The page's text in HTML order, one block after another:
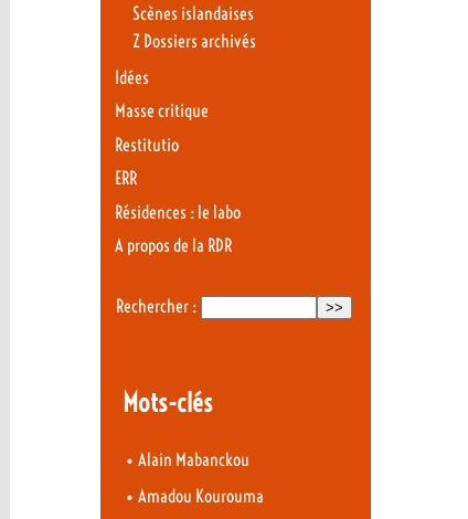
Scènes islandaises
Z Dossiers archivés
Idées
Masse critique
Restitutio
ERR
Résidences : le labo
A propos de la RDR
Rechercher :
Mots-clés
• Alain Mabanckou
• Amadou Kourouma